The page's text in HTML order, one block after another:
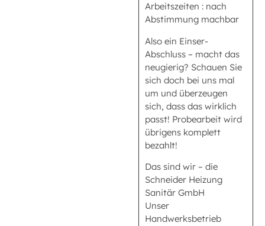
Arbeitszeiten : nach
Abstimmung machbar
Also ein Einser-
Abschluss – macht das
neugierig? Schauen Sie
sich doch bei uns mal
um und überzeugen
sich, dass das wirklich
passt! Probearbeit wird
übrigens komplett
bezahlt!
Das sind wir – die
Schneider Heizung
Sanitär GmbH
Unser
Handwerksbetrieb